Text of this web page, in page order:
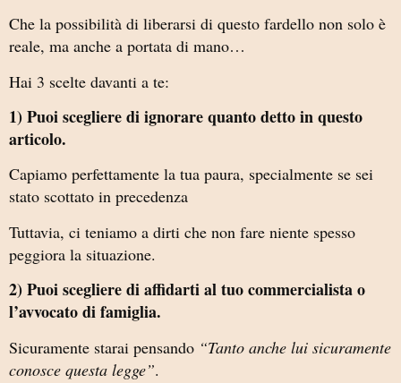
Che la possibilità di liberarsi di questo fardello non solo è
reale, ma anche a portata di mano…
Hai 3 scelte davanti a te:
1) Puoi scegliere di ignorare quanto detto in questo
articolo.
Capiamo perfettamente la tua paura, specialmente se sei
stato scottato in precedenza
Tuttavia, ci teniamo a dirti che non fare niente spesso
peggiora la situazione.
2) Puoi scegliere di affidarti al tuo commercialista o
l’avvocato di famiglia.
Sicuramente starai pensando “Tanto anche lui sicuramente
conosce questa legge”.